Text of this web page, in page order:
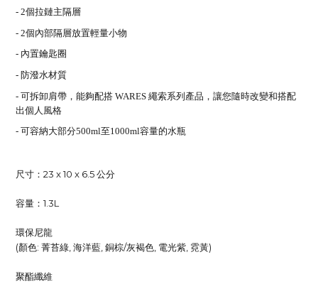
- 2個拉鏈主隔層
- 2個內部隔層放置輕量小物
- 內置鑰匙圈
- 防潑水材質
- 可拆卸肩帶，能夠配搭 WARES 繩索系列產品，讓您隨時改變和搭配
出個人風格
- 可容納大部分500ml至1000ml容量的水瓶
尺寸：23 x 10 x 6.5 公分
容量：1.3L
環保尼龍
(顏色: 菁苔綠, 海洋藍, 銅棕/灰褐色, 電光紫, 霓黃)
聚酯纖維